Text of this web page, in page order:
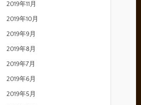
2019年11月
2019年10月
2019年9月
2019年8月
2019年7月
2019年6月
2019年5月